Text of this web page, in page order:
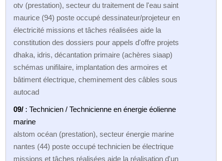
otv (prestation), secteur du traitement de l'eau saint
maurice (94) poste occupé dessinateur/projeteur en
électricité missions et tâches réalisées aide la
constitution des dossiers pour appels d'offre projets
dhaka, idris, décantation primaire (achères siaap)
schémas unifilaire, implantation des armoires et
bâtiment électrique, cheminement des câbles sous
autocad
09/ : Technicien / Technicienne en énergie éolienne
marine
alstom océan (prestation), secteur énergie marine
nantes (44) poste occupé technicien be électrique
missions et tâches réalisées aide la réalisation d'un